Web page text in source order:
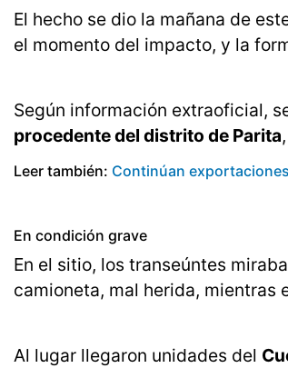
El hecho se dio la mañana de
el momento del impacto, y la
Según información extraoficial,
procedente del distrito de Parita
Leer también: Continúan
En condición grave
En el sitio, los transeúntes
camioneta, mal herida, mientras
Al lugar llegaron unidades del